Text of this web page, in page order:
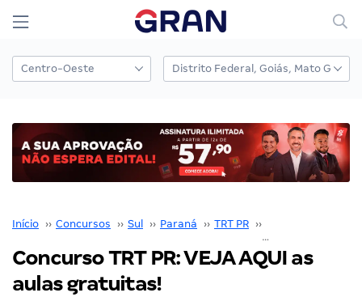
Início ›› Concursos ›› Sul ›› Paraná ›› TRT PR ››
Concurso TRT PR: VEJA AQUI as
aulas gratuitas!